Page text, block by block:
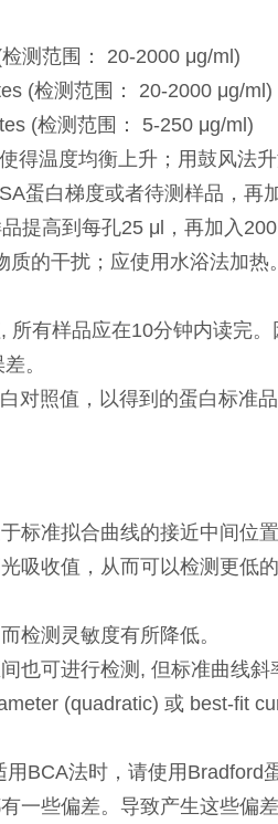
20-2000 μg/ml)
： 20-2000 μg/ml)
围： 5-250 μg/ml)
温度均衡上升；用鼓风法
白梯度或者待测样品，再
提高到每孔25 μl，再加入
的干扰；应使用水浴法加热。
样品应在10分钟内读完。
。
照值，以得到的蛋白标准
拟合曲线的接近中间位置
值，从而可以检测更低的
测灵敏度有所降低。
进行检测, 但标准曲线斜
(quadratic) 或 best-fit
法时，请使用Bradford蛋
偏差。导致产生这些偏差